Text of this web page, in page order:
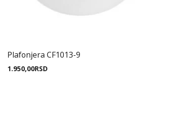
Plafonjera CF1013-9
1.950,00RSD